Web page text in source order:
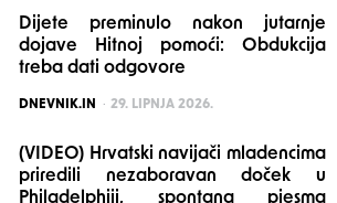
Dijete preminulo nakon jutarnje
dojave Hitnoj pomoći: Obdukcija
treba dati odgovore
POSTED
DNEVNIK.IN 29. LIPNJA 2026.
(VIDEO) Hrvatski navijači mladencima
priredili nezaboravan doček u
Philadelphiji, spontana pjesma